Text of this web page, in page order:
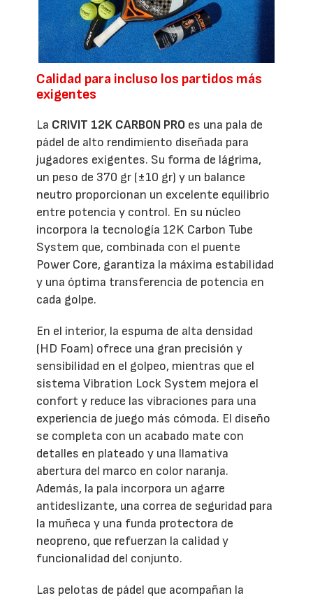
Calidad para incluso los partidos más
exigentes
La CRIVIT 12K CARBON PRO es una pala de
pádel de alto rendimiento diseñada para
jugadores exigentes. Su forma de lágrima,
un peso de 370 gr (±10 gr) y un balance
neutro proporcionan un excelente equilibrio
entre potencia y control. En su núcleo
incorpora la tecnología 12K Carbon Tube
System que, combinada con el puente
Power Core, garantiza la máxima estabilidad
y una óptima transferencia de potencia en
cada golpe.
En el interior, la espuma de alta densidad
(HD Foam) ofrece una gran precisión y
sensibilidad en el golpeo, mientras que el
sistema Vibration Lock System mejora el
confort y reduce las vibraciones para una
experiencia de juego más cómoda. El diseño
se completa con un acabado mate con
detalles en plateado y una llamativa
abertura del marco en color naranja.
Además, la pala incorpora un agarre
antideslizante, una correa de seguridad para
la muñeca y una funda protectora de
neopreno, que refuerzan la calidad y
funcionalidad del conjunto.
Las pelotas de pádel que acompañan la